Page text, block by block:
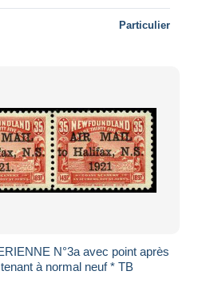
Particulier
N°3a avec point après
à normal neuf * TB